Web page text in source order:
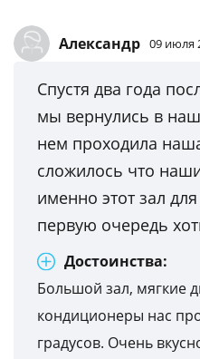
Александр 09 июля
Спустя два года
мы вернулись в
нем проходила
сложилось что
именно этот зал
первую очередь
Достоинства:
Большой зал, мягкие
кондиционеры нас
градусов. Очень